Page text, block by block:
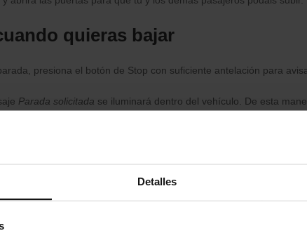
Detalles
quieras bajar
presiona el botón de Stop con suficiente antelación para
Parada solicitada se iluminará dentro del vehículo. De esta
y procederá a detenerse.
se viaja en bus